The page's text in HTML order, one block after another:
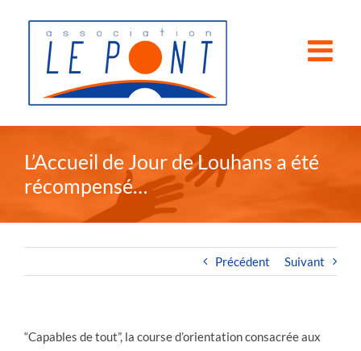
L’Accueil de Jour de Louhans a été
récompensé…
Précédent Suivant
“Capables de tout”, la course d’orientation consacrée aux